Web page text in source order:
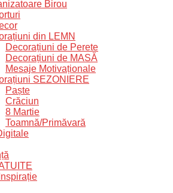
Birou
din LEMN
Decorațiuni de Perete
Decorațiuni de MASĂ
Mesaje Motivaționale
SEZONIERE
Paște
Crăciun
8 Martie
Toamnă/Primăvară